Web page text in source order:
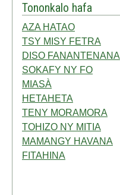
Tononkalo hafa
AZA HATAO
TSY MISY FETRA
DISO FANANTENANA
SOKAFY NY FO
MIASÀ
HETAHETA
TENY MORAMORA
TOHIZO NY MITIA
MAMANGY HAVANA
FITAHINA